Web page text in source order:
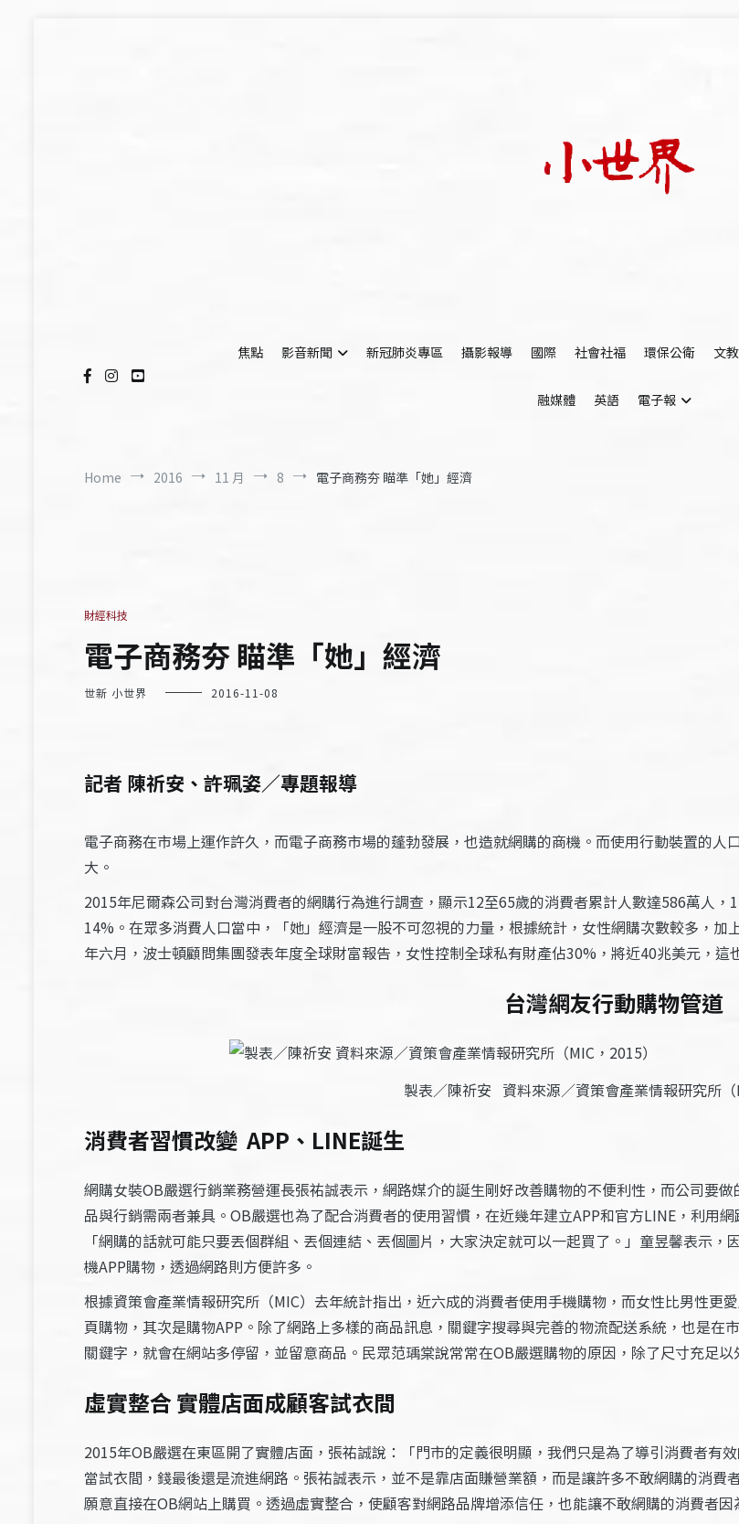
焦點
影音新聞 新冠肺炎專區 攝影報導 國際 社會社福 環保公衛 文
融媒體 英語 電子報
Home 2016 11 月 8 電子商務夯 瞄準「她」經濟
財經科技
電子商務夯 瞄準「她」經濟
世新 小世界 2016-11-08
記者 陳祈安、許珮姿／專題報導
電子商務在市場上運作許久，而電子商務市場的蓬勃發展，也造就網購的商機。而使用行動裝置的
大。
2015年尼爾森公司對台灣消費者的網購行為進行調查，顯示12至65歲的消費者累計人數達586萬人
14%。在眾多消費人口當中，「她」經濟是一股不可忽視的力量，根據統計，女性網購次數較多，
年六月，波士頓顧問集團發表年度全球財富報告，女性控制全球私有財產佔30%，將近40兆美元，這
台灣網友行動購物管道
製表／陳祈安 資料來源／資策會產業情報研究所（
消費者習慣改變 APP、LINE誕生
網購女裝OB嚴選行銷業務營運長張祐誠表示，網路媒介的誕生剛好改善購物的不便利性，而公司要
品與行銷需兩者兼具。OB嚴選也為了配合消費者的使用習慣，在近幾年建立APP和官方LINE，利用
「網購的話就可能只要丟個群組、丟個連結、丟個圖片，大家決定就可以一起買了。」童昱馨表示
機APP購物，透過網路則方便許多。
根據資策會產業情報研究所（MIC）去年統計指出，近六成的消費者使用手機購物，而女性比男性更
頁購物，其次是購物APP。除了網路上多樣的商品訊息，關鍵字搜尋與完善的物流配送系統，也是
關鍵字，就會在網站多停留，並留意商品。民眾范瑀棠說常常在OB嚴選購物的原因，除了尺寸充足
虛實整合 實體店面成顧客試衣間
2015年OB嚴選在東區開了實體店面，張祐誠說：「門市的定義很明顯，我們只是為了導引消費者有
當試衣間，錢最後還是流進網路。張祐誠表示，並不是靠店面賺營業額，而是讓許多不敢網購的消費
願意直接在OB網站上購買。透過虛實整合，使顧客對網路品牌增添信任，也能讓不敢網購的消費者